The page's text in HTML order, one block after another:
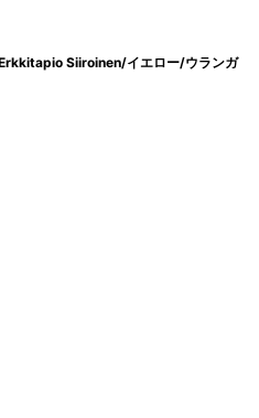
Siiroinen/イエロー/ウランガ